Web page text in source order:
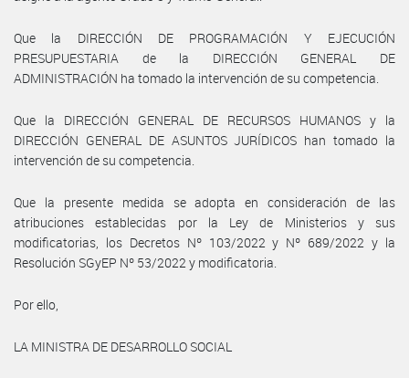
Que la DIRECCIÓN DE PROGRAMACIÓN Y EJECUCIÓN
PRESUPUESTARIA de la DIRECCIÓN GENERAL DE
ADMINISTRACIÓN ha tomado la intervención de su competencia.
Que la DIRECCIÓN GENERAL DE RECURSOS HUMANOS y la
DIRECCIÓN GENERAL DE ASUNTOS JURÍDICOS han tomado la
intervención de su competencia.
Que la presente medida se adopta en consideración de las
atribuciones establecidas por la Ley de Ministerios y sus
modificatorias, los Decretos Nº 103/2022 y Nº 689/2022 y la
Resolución SGyEP Nº 53/2022 y modificatoria.
Por ello,
LA MINISTRA DE DESARROLLO SOCIAL